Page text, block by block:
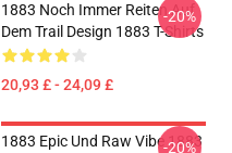
1883 Noch Immer Reiten Auf
Dem Trail Design 1883 T-Shirts
20,93 £ - 24,09 £
-20%
1883 Epic Und Raw Vibe 1883
-20%